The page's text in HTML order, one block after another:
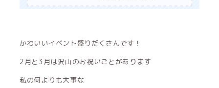
かわいいイベント盛りだくさんです！
2月と3月は沢山のお祝いごとがあります
私の何よりも大事な